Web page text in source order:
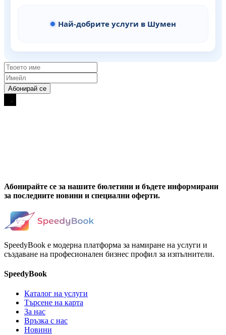
Най-добрите услуги в Шумен
Абонирайте се за нашите бюлетини и бъдете информирани
за последните новини и специални оферти.
SpeedyBook е модерна платформа за намиране на услуги и
създаване на професионален бизнес профил за изпълнители.
SpeedyBook
Каталог на услуги
Търсене на карта
За нас
Връзка с нас
Новини